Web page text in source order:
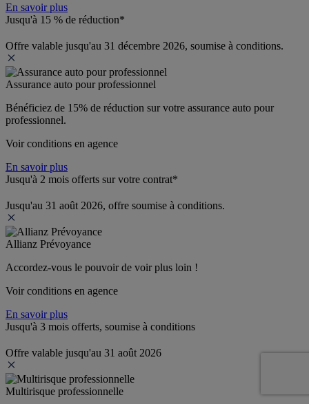
En savoir plus
Jusqu'à 15 % de réduction*
Offre valable jusqu'au 31 décembre 2026, soumise à conditions.
Assurance auto pour professionnel
Bénéficiez de 15% de réduction sur votre assurance auto pour
professionnel.
Voir conditions en agence
En savoir plus
Jusqu'à 2 mois offerts sur votre contrat*
Jusqu'au 31 août 2026, offre soumise à conditions.
Allianz Prévoyance
Accordez-vous le pouvoir de voir plus loin !
Voir conditions en agence
En savoir plus
Jusqu'à 3 mois offerts, soumise à conditions
Offre valable jusqu'au 31 août 2026
Multirisque professionnelle